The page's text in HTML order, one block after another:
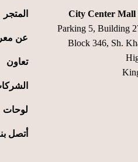
المتجر
عن
تعاون
لوحات
أتصل
City Center Mall
Parking 5, Building
Block 346, Sh.